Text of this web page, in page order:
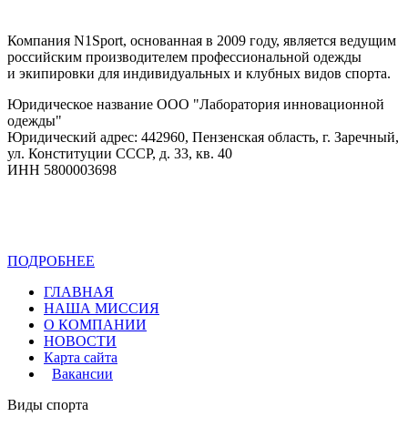
Компания N1Sport, основанная в 2009 году, является ведущим
российским производителем профессиональной одежды
и экипировки для индивидуальных и клубных видов спорта.
Юридическое название ООО "Лаборатория инновационной
одежды"
Юридический адрес: 442960, Пензенская область, г. Заречный,
ул. Конституции СССР, д. 33, кв. 40
ИНН 5800003698
ПОДРОБНЕЕ
ГЛАВНАЯ
НАША МИССИЯ
О КОМПАНИИ
НОВОСТИ
Карта сайта
Вакансии
Виды спорта